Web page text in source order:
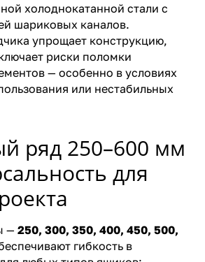
холоднокатанной стали с
шариковых каналов.
упрощает конструкцию,
риски поломки
— особенно в условиях
или нестабильных
ряд 250–600 мм
для
— 250, 300, 350, 400, 450, 500,
гибкость в